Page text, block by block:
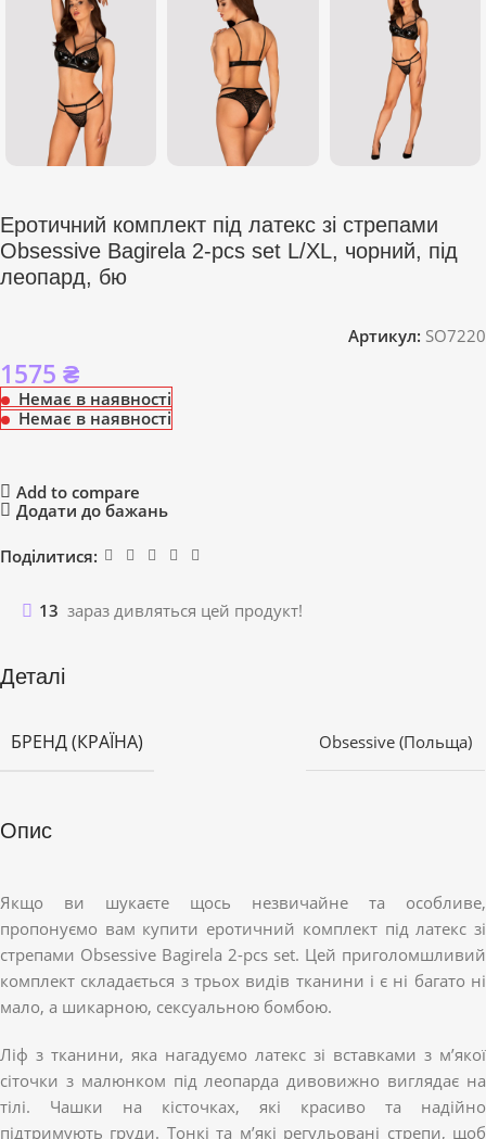
Еротичний комплект під латекс зі стрепами
Obsessive Bagirela 2-pcs set L/XL, чорний, під
леопард, бю
Артикул: SO7220
1575 ₴
Немає в наявності
Немає в наявності
Add to compare
Додати до бажань
Поділитися:
13 зараз дивляться цей продукт!
Деталі
БРЕНД (КРАЇНА) Obsessive (Польща)
Опис
Якщо ви шукаєте щось незвичайне та особливе,
пропонуємо вам купити еротичний комплект під латекс зі
стрепами Obsessive Bagirela 2-pcs set. Цей приголомшливий
комплект складається з трьох видів тканини і є ні багато ні
мало, а шикарною, сексуальною бомбою.
Ліф з тканини, яка нагадуємо латекс зі вставками з м’якої
сіточки з малюнком під леопарда дивовижно виглядає на
тілі. Чашки на кісточках, які красиво та надійно
підтримують груди. Тонкі та м’які регульовані стрепи, щоб